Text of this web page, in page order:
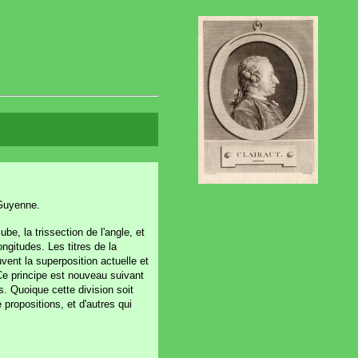
la trissection de l'angle, et
Les titres de la
la superposition actuelle et
principe est nouveau suivant
Quoique cette division soit
propositions, et d'autres qui